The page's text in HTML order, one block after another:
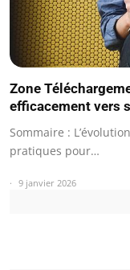
Zone
efficacement vers
Sommaire :
pratiques pour…
9 janvier 2026